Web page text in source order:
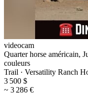
videocam
Quarter horse américain,
couleurs
Trail · Versatility Ranch
3 500 $
~ 3 286 €